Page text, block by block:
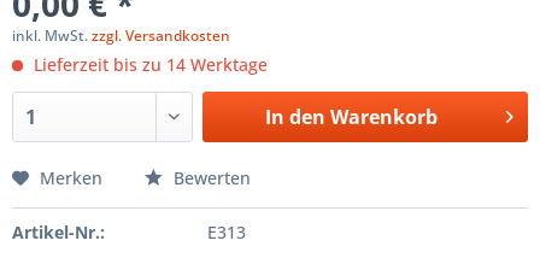
inkl. MwSt.zzgl. Versandkosten
Lieferzeit bis zu 14 Werktage
In den Warenkorb
Merken Bewerten
Artikel-Nr.: E313